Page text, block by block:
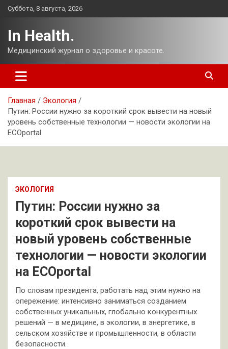
Перейти
Суббота, 8 августа, 2026
In Health.
Медицинский журнал о здоровье и красоте.
Главная
Экология
Путин: России нужно за короткий срок вывести на новый
уровень собственные технологии — новости экологии на
ECOportal
ЭКОЛОГИЯ
Путин: России нужно за
короткий срок вывести на
новый уровень собственные
технологии — новости экологии
на ECOportal
По словам президента, работать над этим нужно на
опережение: интенсивно заниматься созданием
собственных уникальных, глобально конкурентных
решений — в медицине, в экологии, в энергетике, в
сельском хозяйстве и промышленности, в области
безопасности.